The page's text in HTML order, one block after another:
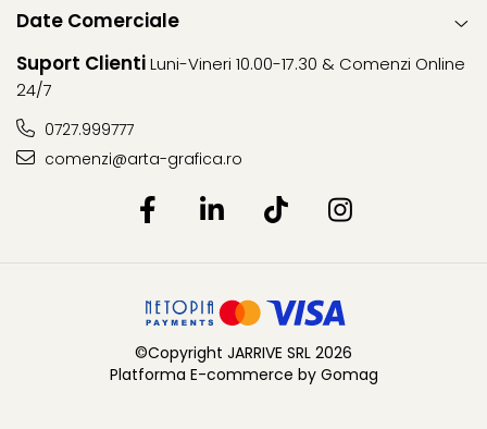
Date Comerciale
Suport ClientiLuni-Vineri 10.00-17.30 & Comenzi Online
24/7
0727.999777
comenzi@arta-grafica.ro
©Copyright JARRIVE SRL 2026
Platforma E-commerce by Gomag